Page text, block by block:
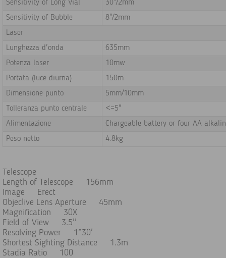
Sensitivity of Long Vial
30"/2mm
Sensitivity of Bubble
8"/2mm
Laser
Lunghezza d'onda
635mm
Potenza laser
10mw
Portata (luce diurna)
150m
Dimensione punto
5mm/10mm
Tolleranza punto centrale
<=5"
Alimentazione
Chargeable battery or four AA
Peso netto
4.8kg
Telescope
Length of Telescope 156mm
Image Erect
Objeclive Lens Aperture 45mm
Magnification 30X
Field of View 3.5''
Resolving Power 1°30'
Shortest Sighting Distance 1.3m
Stadia Ratio 100